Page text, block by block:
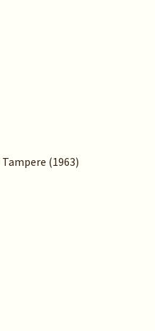
Tampere (1963)